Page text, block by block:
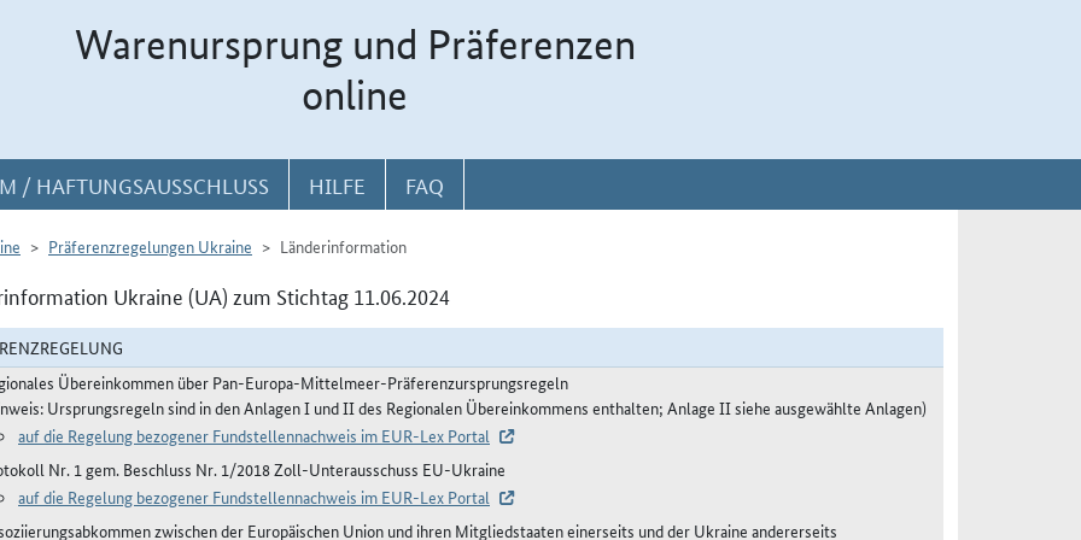
Warenursprung und Präferenzen
online
/ HAFTUNGSAUSSCHLUSS HILFE FAQ
Präferenzregelungen Ukraine Länderinformation
Ukraine (UA) zum Stichtag 11.06.2024
Übereinkommen über Pan-Europa-Mittelmeer-Präferenzursprungsregeln
Ursprungsregeln sind in den Anlagen I und II des Regionalen Übereinkommens enthalten; Anlage II siehe ausgewählte Anlagen)
auf die Regelung bezogener Fundstellennachweis im EUR-Lex Portal
Nr. 1 gem. Beschluss Nr. 1/2018 Zoll-Unterausschuss EU-Ukraine
auf die Regelung bezogener Fundstellennachweis im EUR-Lex Portal
zwischen der Europäischen Union und ihren Mitgliedstaaten einerseits und der Ukraine andererseits